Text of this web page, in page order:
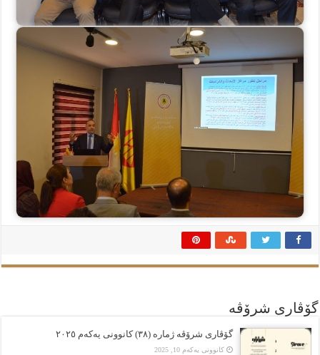
گۆڤاری شرۆڤه
گۆڤارى شرۆڤە ژمارە (٣٨) کانوونى یەکەم ٢٠٢٥
کانوونی یەکەم 10, 2025